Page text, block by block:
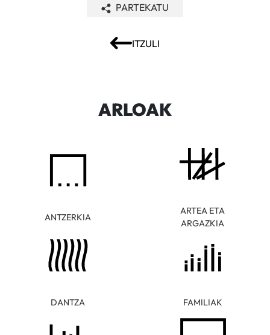
ITZULI
PARTEKATU
ARLOAK
ANTZERKIA
ARTEA ETA
ARGAZKIA
DANTZA FAMILIAK